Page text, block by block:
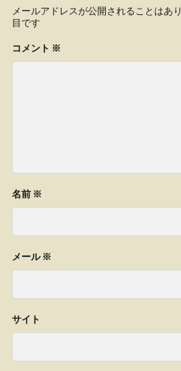
メールアドレスが公開されることはあり
目です
コメント ※
名前 ※
メール※
サイト